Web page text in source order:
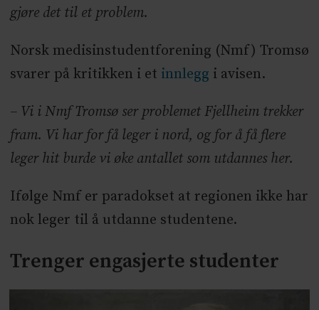
gjøre det til et problem.
Norsk medisinstudentforening (Nmf) Tromsø
svarer på kritikken i et innlegg i avisen.
– Vi i Nmf Tromsø ser problemet Fjellheim trekker
fram. Vi har for få leger i nord, og for å få flere
leger hit burde vi øke antallet som utdannes her.
Ifølge Nmf er paradokset at regionen ikke har
nok leger til å utdanne studentene.
Trenger engasjerte studenter